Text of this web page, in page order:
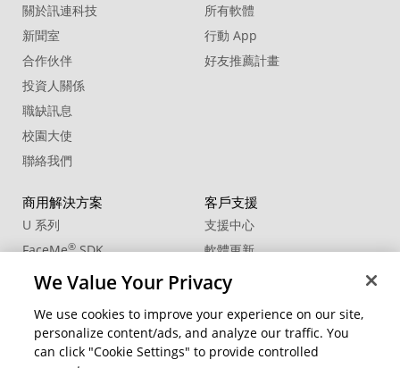
關於訊連科技
新聞室
合作伙伴
投資人關係
職缺訊息
校園大使
聯絡我們
所有軟體
行動 App
好友推薦計畫
商用解決方案
U 系列
FaceMe®SDK
客戶支援
支援中心
軟體更新
教學中心
社群資源 變更地區
We Value Your Privacy
We use cookies to improve your experience on our site,
personalize content/ads, and analyze our traffic. You
can click "Cookie Settings" to provide controlled